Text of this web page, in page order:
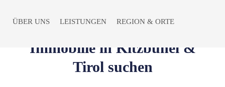
Immobilie in Kitzbühel &
Tirol suchen
ÜBER UNS LEISTUNGEN REGION & ORTE